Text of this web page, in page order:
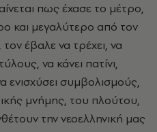
πως έχασε το μέτρο,
και μεγαλύτερο από τον
έβαλε να τρέχει, να
να κάνει πατίνι,
ενισχύσει συμβολισμούς,
μνήμης, του πλούτου,
την νεοελληνική μας